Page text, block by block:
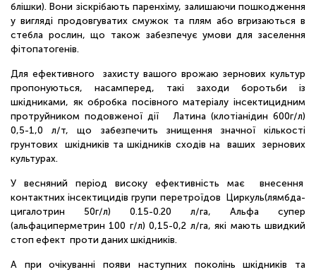
блішки). Вони зіскрібають паренхіму, залишаючи пошкодження
у вигляді продовгуватих смужок та плям або вгризаються в
стебла рослин, що також забезпечує умови для заселення
фітопатогенів.
Для ефективного захисту вашого врожаю зернових культур
пропонуються, насамперед, такі заходи боротьби із
шкідниками, як обробка посівного матеріалу інсектицидним
протруйником подовженої дії Латина (клотіанідин 600г/л)
0,5-1,0 л/т, що забезпечить знищення значної кількості
грунтових шкідників та шкідників сходів на ваших зернових
культурах.
У весняний період високу ефективність має внесення
контактних інсектицидів групи перетроїдов Циркуль(лямбда-
цигалотрин 50г/л) 0.15-0.20 л/га, Альфа супер
(альфациперметрин 100 г/л) 0,15-0,2 л/га, які мають швидкий
стоп ефект проти даних шкідників.
А при очікуванні появи наступних поколінь шкідників та